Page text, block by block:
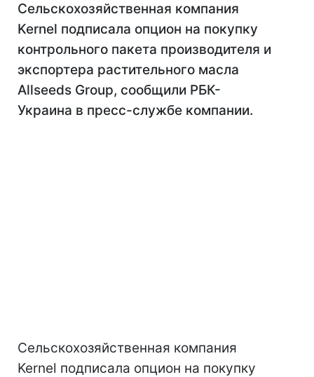
Сельскохозяйственная компания
Kernel подписала опцион на покупку
контрольного пакета производителя и
экспортера растительного масла
Allseeds Group, сообщили РБК-
Украина в пресс-службе компании.
Сельскохозяйственная компания
Kernel подписала опцион на покупку